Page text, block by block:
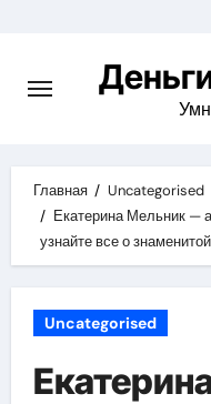
содержимому
Главная
Uncategorised
Екатерина Мельник —
узнайте все о
Uncategorised